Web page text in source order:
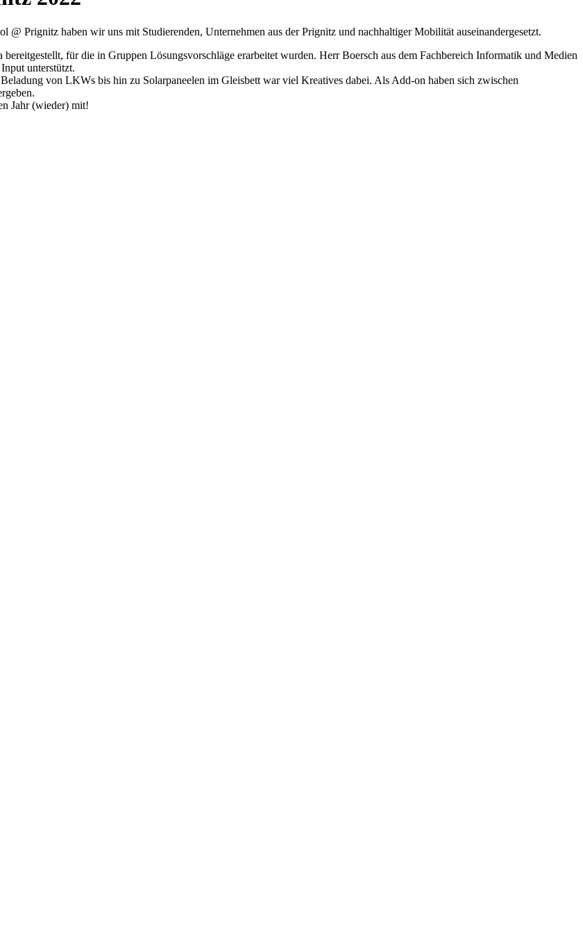
Prignitz haben wir uns mit Studierenden, Unternehmen aus der Prignitz und nachhaltiger Mobilität auseinandergesetzt.
für die in Gruppen Lösungsvorschläge erarbeitet wurden. Herr Boersch aus dem Fachbereich Informatik und Medien
unterstützt.
von LKWs bis hin zu Solarpaneelen im Gleisbett war viel Kreatives dabei. Als Add-on haben sich zwischen
Jahr (wieder) mit!